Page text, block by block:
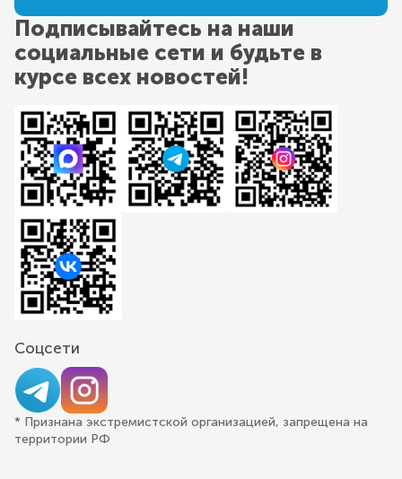
Подписывайтесь на наши
социальные сети и будьте в
курсе всех новостей!
Соцсети
* Признана экстремистской организацией, запрещена на
территории РФ